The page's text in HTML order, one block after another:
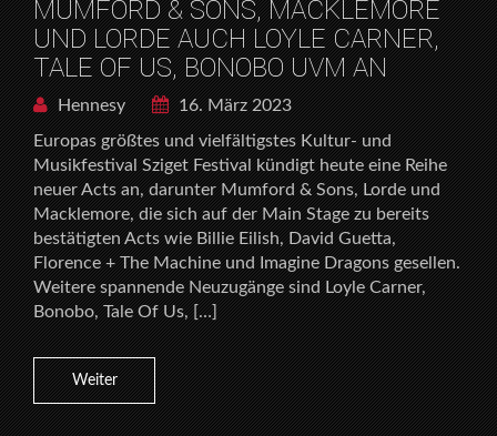
MUMFORD & SONS, MACKLEMORE
UND LORDE AUCH LOYLE CARNER,
TALE OF US, BONOBO UVM AN
Hennesy
16. März 2023
Europas größtes und vielfältigstes Kultur- und
Musikfestival Sziget Festival kündigt heute eine Reihe
neuer Acts an, darunter Mumford & Sons, Lorde und
Macklemore, die sich auf der Main Stage zu bereits
bestätigten Acts wie Billie Eilish, David Guetta,
Florence + The Machine und Imagine Dragons gesellen.
Weitere spannende Neuzugänge sind Loyle Carner,
Bonobo, Tale Of Us, […]
Weiter